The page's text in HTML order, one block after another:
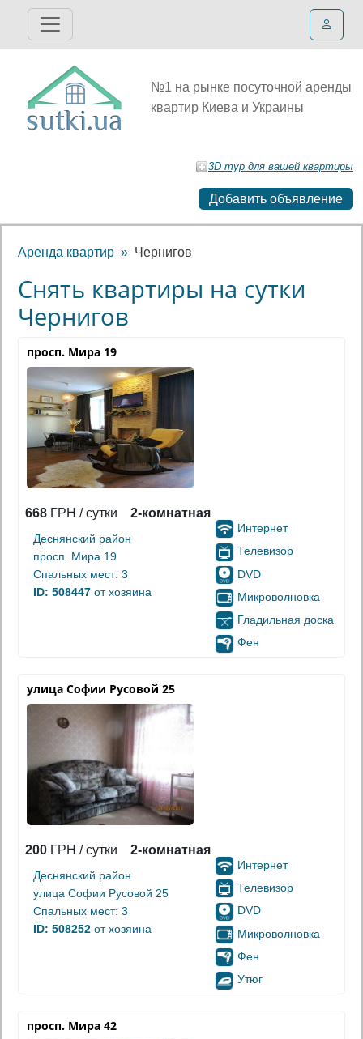
№1 на рынке посуточной аренды
квартир Киева и Украины
3D тур для вашей квартиры
Добавить объявление
Аренда квартир Чернигов
Снять квартиры на сутки
Чернигов
просп. Мира 19
668 ГРН / сутки 2-комнатная
Деснянский район
просп. Мира 19
Спальных мест: 3
ID: 508447 от хозяина
Интернет
Телевизор
DVD
Микроволновка
Гладильная доска
Фен
улица Софии Русовой 25
200 ГРН / сутки 2-комнатная
Деснянский район
улица Софии Русовой 25
Спальных мест: 3
ID: 508252 от хозяина
Интернет
Телевизор
DVD
Микроволновка
Фен
Утюг
просп. Мира 42